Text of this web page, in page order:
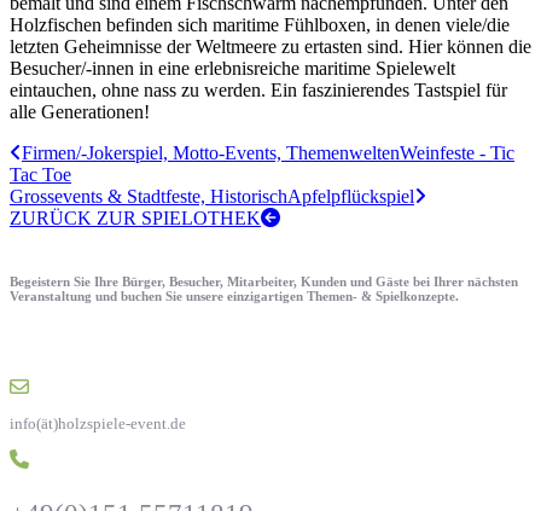
Holzfischen befinden sich maritime Fühlboxen, in denen viele/die
letzten Geheimnisse der Weltmeere zu ertasten sind. Hier können die
Besucher/-innen in eine erlebnisreiche maritime Spielewelt
eintauchen, ohne nass zu werden. Ein faszinierendes Tastspiel für
alle Generationen!
Firmen/-Jokerspiel, Motto-Events, ThemenweltenWeinfeste - Tic
Tac Toe
Grossevents & Stadtfeste, HistorischApfelpflückspiel
ZURÜCK ZUR SPIELOTHEK
Begeistern Sie Ihre Bürger, Besucher, Mitarbeiter, Kunden und Gäste bei Ihrer nächsten
Veranstaltung und buchen Sie unsere einzigartigen Themen- & Spielkonzepte.
info(ät)holzspiele-event.de